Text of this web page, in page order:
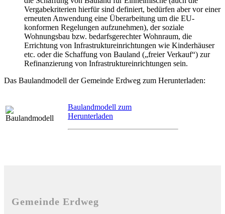
Vergabekriterien hierfür sind definiert, bedürfen aber vor einer
erneuten Anwendung eine Überarbeitung um die EU-
konformen Regelungen aufzunehmen), der soziale
Wohnungsbau bzw. bedarfsgerechter Wohnraum, die
Errichtung von Infrastruktureinrichtungen wie Kinderhäuser
etc. oder die Schaffung von Bauland („freier Verkauf“) zur
Refinanzierung von Infrastruktureinrichtungen sein.
Das Baulandmodell der Gemeinde Erdweg zum Herunterladen:
Baulandmodell zum
Herunterladen
Gemeinde Erdweg